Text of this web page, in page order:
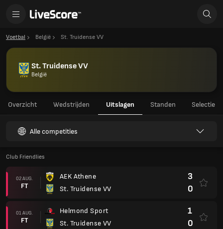
Voetbal België St. Truidense VV
St. Truidense VV
België
Overzicht Wedstrijden Uitslagen Standen Selectie
Alle competities
Club Friendlies
02 AUG.
FT
AEK Athene
St. Truidense VV
3
0
01 AUG.
FT
Helmond Sport
St. Truidense VV
1
0